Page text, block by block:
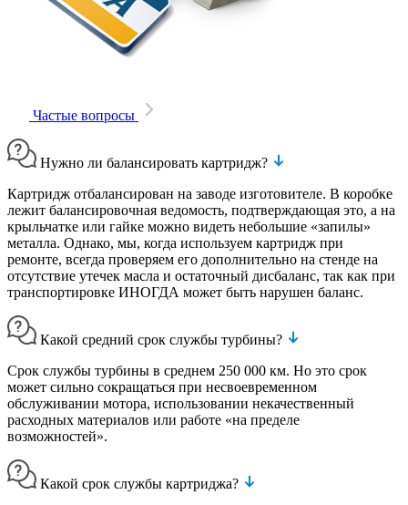
Частые вопросы
Нужно ли балансировать картридж?
Картридж отбалансирован на заводе изготовителе. В коробке
лежит балансировочная ведомость, подтверждающая это, а на
крыльчатке или гайке можно видеть небольшие «запилы»
металла. Однако, мы, когда используем картридж при
ремонте, всегда проверяем его дополнительно на стенде на
отсутствие утечек масла и остаточный дисбаланс, так как при
транспортировке ИНОГДА может быть нарушен баланс.
Какой средний срок службы турбины?
Срок службы турбины в среднем 250 000 км. Но это срок
может сильно сокращаться при несвоевременном
обслуживании мотора, использовании некачественный
расходных материалов или работе «на пределе
возможностей».
Какой срок службы картриджа?